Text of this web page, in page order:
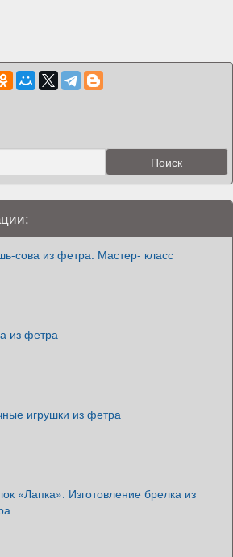
сова из фетра. Мастер- класс
из фетра
игрушки из фетра
«Лапка». Изготовление брелка из